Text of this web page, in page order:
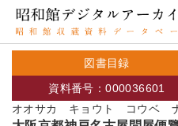
図書目録
オオサカ キョウト コウベ
資料番号：000036601